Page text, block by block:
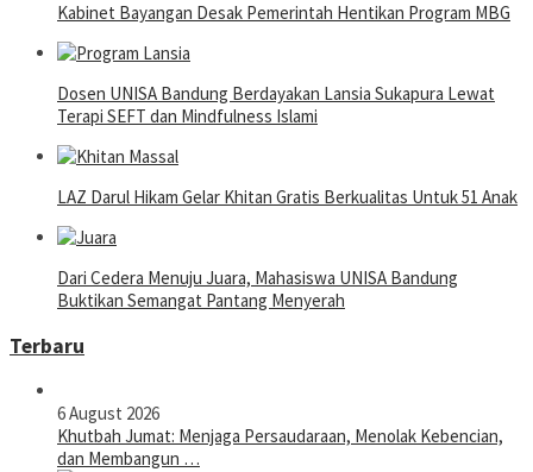
Kabinet Bayangan Desak Pemerintah Hentikan Program MBG
Dosen UNISA Bandung Berdayakan Lansia Sukapura Lewat
Terapi SEFT dan Mindfulness Islami
LAZ Darul Hikam Gelar Khitan Gratis Berkualitas Untuk 51 Anak
Dari Cedera Menuju Juara, Mahasiswa UNISA Bandung
Buktikan Semangat Pantang Menyerah
Terbaru
6 August 2026
Khutbah Jumat: Menjaga Persaudaraan, Menolak Kebencian,
dan Membangun …